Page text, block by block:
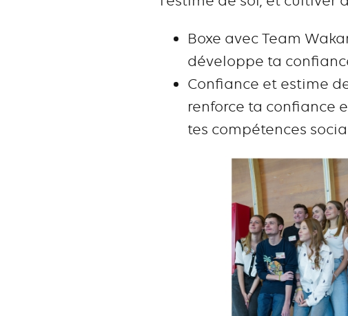
Boxe avec Team
développe ta
Confiance et estime
renforce ta confiance
tes compétences